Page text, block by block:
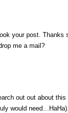
your post. Thanks
me a mail?
out out about
would